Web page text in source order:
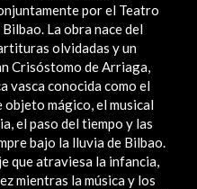
por el Teatro
La obra nace del
olvidadas y un
Crisóstomo de Arriaga,
vasca conocida como el
objeto mágico, el musical
el paso del tiempo y las
bajo la lluvia de Bilbao.
que atraviesa la infancia,
mientras la música y los